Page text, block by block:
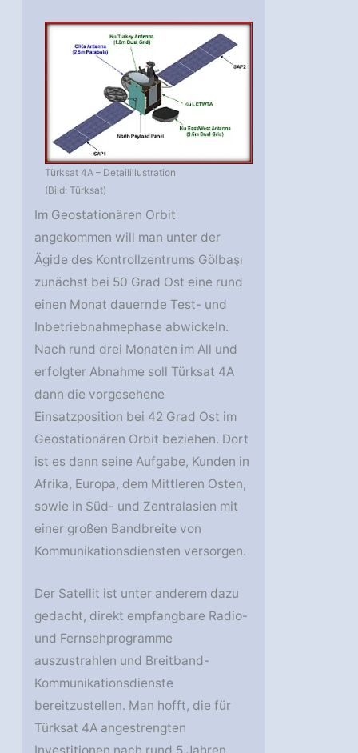
Türksat 4A – Detailillustration
(Bild: Türksat)
Im Geostationären Orbit
angekommen will man unter der
Ägide des Kontrollzentrums Gölbaşı
zunächst bei 50 Grad Ost eine rund
einen Monat dauernde Test- und
Inbetriebnahmephase abwickeln.
Nach rund drei Monaten im All und
erfolgter Abnahme soll Türksat 4A
dann die vorgesehene
Einsatzposition bei 42 Grad Ost im
Geostationären Orbit beziehen. Dort
ist es dann seine Aufgabe, Kunden in
Afrika, Europa, dem Mittleren Osten,
sowie in Süd- und Zentralasien mit
einer großen Bandbreite von
Kommunikationsdiensten versorgen.
Der Satellit ist unter anderem dazu
gedacht, direkt empfangbare Radio-
und Fernsehprogramme
auszustrahlen und Breitband-
Kommunikationsdienste
bereitzustellen. Man hofft, die für
Türksat 4A angestrengten
Investitionen nach rund 5 Jahren